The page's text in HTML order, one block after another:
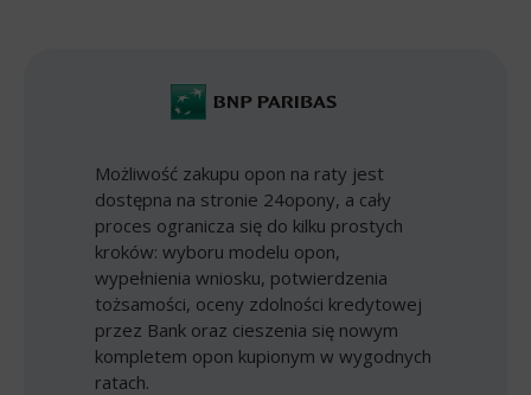
Możliwość zakupu opon na raty jest
dostępna na stronie 24opony, a cały
proces ogranicza się do kilku prostych
kroków: wyboru modelu opon,
wypełnienia wniosku, potwierdzenia
tożsamości, oceny zdolności kredytowej
przez Bank oraz cieszenia się nowym
kompletem opon kupionym w wygodnych
ratach.